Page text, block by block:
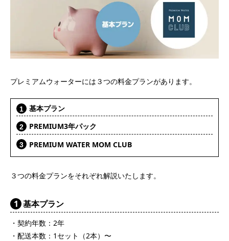
プレミアムウォーターには３つの料金プランがあります。
基本プラン
PREMIUM3年パック
PREMIUM WATER MOM CLUB
３つの料金プランをそれぞれ解説いたします。
1 基本プラン
・契約年数：2年
・配送本数：1セット（2本）〜